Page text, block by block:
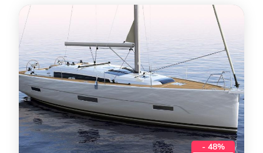
- 48%